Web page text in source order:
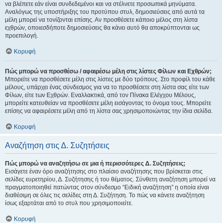
να βλέπετε εάν είναι συνδεδεμένοι και να στέλνετε προσωπικά μηνύματα.
Αναλόγως της υποστήριξης του προτύπου στυλ, δημοσιεύσεις από αυτά τα
μέλη μπορεί να τονίζονται επίσης. Αν προσθέσετε κάποιο μέλος στη λίστα
εχθρών, οποιεσδήποτε δημοσιεύσεις θα κάνει αυτό θα αποκρύπτονται ως
προεπιλογή.
Κορυφή
Πώς μπορώ να προσθέσω / αφαιρέσω μέλη στις λίστες Φίλων και Εχθρών;
Μπορείτε να προσθέσετε μέλη στις λίστες με δύο τρόπους. Στο προφίλ του κάθε
μέλους, υπάρχει ένας σύνδεσμος για να το προσθέσετε στη λίστα σας είτε των
Φίλων, είτε των Εχθρών. Εναλλακτικά, από τον Πίνακα Ελέγχου Μέλους,
μπορείτε κατευθείαν να προσθέσετε μέλη εισάγοντας το όνομα τους. Μπορείτε
επίσης να αφαιρέσετε μέλη από τη λίστα σας χρησιμοποιώντας την ίδια σελίδα.
Κορυφή
Αναζήτηση στις Δ. Συζητήσεις
Πώς μπορώ να αναζητήσω σε μια ή περισσότερες Δ. Συζητήσεις;
Εισάγετε έναν όρο αναζήτησης στο πλαίσιο αναζήτησης που βρίσκεται στις
σελίδες ευρετηρίου, Δ. Συζήτησης ή του θέματος. Σύνθετη αναζήτηση μπορεί να
πραγματοποιηθεί πατώντας στον σύνδεσμο “Ειδική αναζήτηση” η οποία είναι
διαθέσιμη σε όλες τις σελίδες στη Δ. Συζήτηση. Το πώς να κάνετε αναζήτηση
ίσως εξαρτάται από το στυλ που χρησιμοποιείτε.
Κορυφή